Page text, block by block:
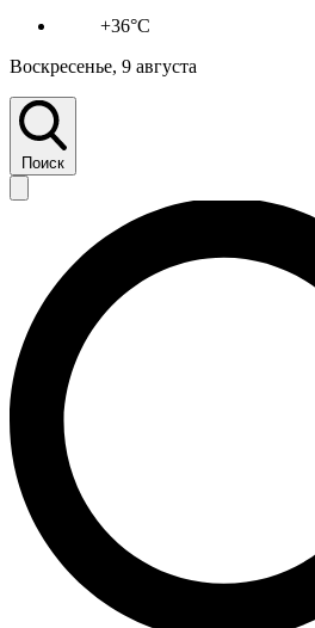
+36°C
Воскресенье, 9 августа
Поиск